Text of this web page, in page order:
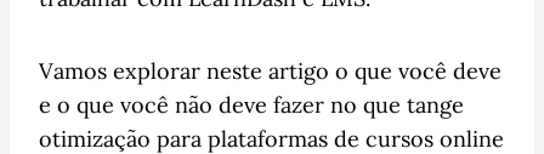
Vamos explorar neste artigo o que você deve
e o que você não deve fazer no que tange
otimização para plataformas de cursos online